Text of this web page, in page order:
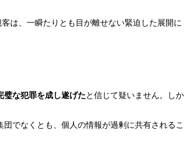
は、一瞬たりとも目が離せない緊迫した展開に
璧な犯罪を成し遂げたと信じて疑いません。しか
でなくとも、個人の情報が過剰に共有されるこ